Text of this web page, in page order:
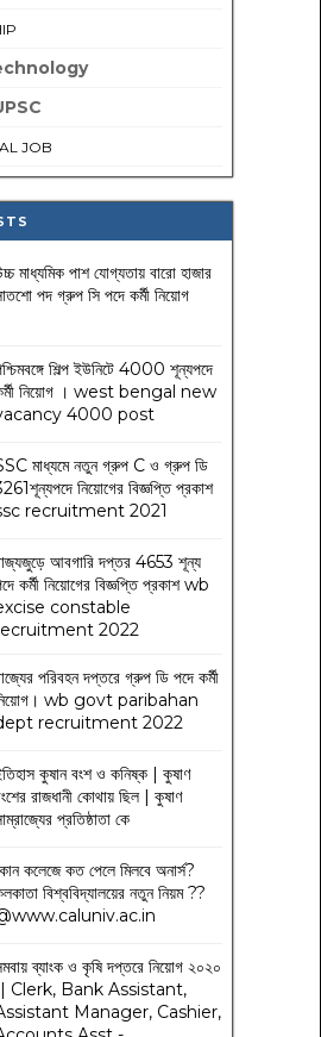
JOB
মাধ্যমিক পাশ যোগ্যতায় বারো হাজার
পদ গ্রুপ সি পদে কর্মী নিয়োগ
শিল্প ইউনিটে 4000 শূন্যপদে
নিয়োগ । west bengal new
4000 post
মাধ্যমে নতুন গ্রুপ C ও গ্রুপ ডি
নিয়োগের বিজ্ঞপ্তি প্রকাশ
recruitment 2021
আবগারি দপ্তর 4653 শূন্য
কর্মী নিয়োগের বিজ্ঞপ্তি প্রকাশ wb
constable
2022
পরিবহন দপ্তরে গ্রুপ ডি পদে কর্মী
wb govt paribahan
recruitment 2022
কুষান বংশ ও কনিষ্ক | কুষাণ
রাজধানী কোথায় ছিল | কুষাণ
প্রতিষ্ঠাতা কে
কলেজে কত পেলে মিলবে অনার্স?
বিশ্ববিদ্যালয়ের নতুন নিয়ম??
ব্যাংক ও কৃষি দপ্তরে নিয়োগ ২০২০
Clerk, Bank Assistant,
Manager, Cashier,